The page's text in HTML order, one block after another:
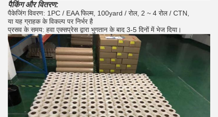
पैकिंग और वितरण:
पैकेजिंग विवरण: 1PC / EAA फिल्म, 100yard / रोल, 2 ~ 4 रोल / CTN,
या यह ग्राहक के विकल्प पर निर्भर है
प्रसव के समय: हवा एक्सप्रेस द्वारा भुगतान के बाद 3-5 दिनों में भेज दिया।